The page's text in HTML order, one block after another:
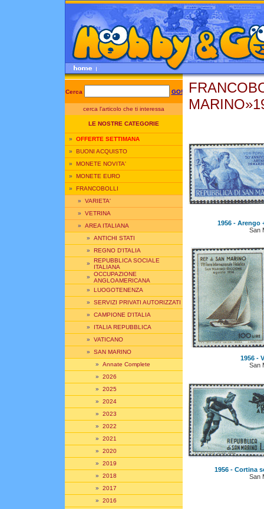
Cerca GO!
cerca l'articolo che ti interessa
LE NOSTRE CATEGORIE
» OFFERTE SETTIMANA
» BUONI ACQUISTO
» MONETE NOVITA'
» MONETE EURO
» FRANCOBOLLI
» VARIETA'
» VETRINA
» AREA ITALIANA
» ANTICHI STATI
» REGNO D'ITALIA
» REPUBBLICA SOCIALE
ITALIANA
» OCCUPAZIONE
ANGLOAMERICANA
» LUOGOTENENZA
» SERVIZI PRIVATI AUTORIZZATI
» CAMPIONE D'ITALIA
» ITALIA REPUBBLICA
» VATICANO
» SAN MARINO
» Annate Complete
» 2026
» 2025
» 2024
» 2023
» 2022
» 2021
» 2020
» 2019
» 2018
» 2017
» 2016
1956 - Arengo
San
1956 -
San
1956 - Cortina
San